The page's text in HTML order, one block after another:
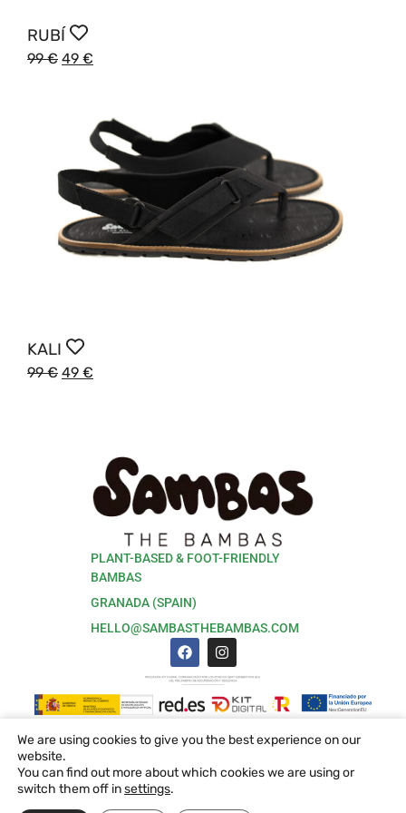
RUBÍ
99€ 49 €
KALI
99€ 49 €
PLANT-BASED & FOOT-FRIENDLY
BAMBAS
GRANADA (SPAIN)
HELLO@SAMBASTHEBAMBAS.COM
Accesibilidad|Política de Privacidad|Aviso Legal
Política de Cookies|Condiciones de Compra
We are using cookies to give you the best experience on our
website.
You can find out more about which cookies we are using or
switch them off insettings.